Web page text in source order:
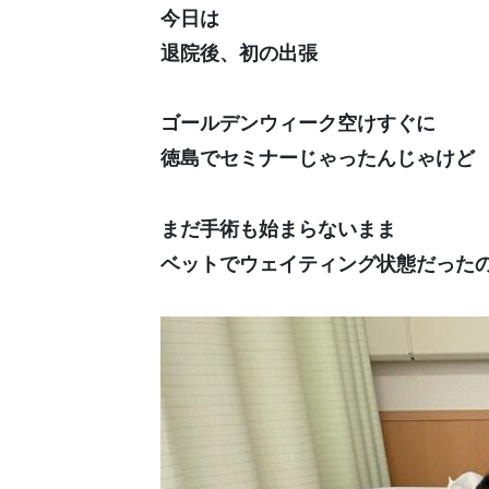
今日は
退院後、初の出張
ゴールデンウィーク空けすぐに
徳島でセミナーじゃったんじゃけど
まだ手術も始まらないまま
ベットでウェイティング状態だった